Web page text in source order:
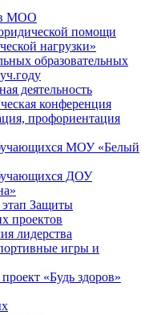
в МОО
помощи
нагрузки»
образовательных
деятельность
конференция
профориентация
МОУ «Белый
ДОУ
Защиты
проектов
лидерства
игры и
«Будь здоров»